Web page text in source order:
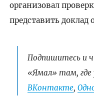
организовал
представить доклад
Подпишитесь и
«Ямал» там, где
ВКонтакте,